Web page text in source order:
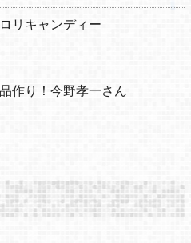
リキャンディー
作り！今野孝一さん